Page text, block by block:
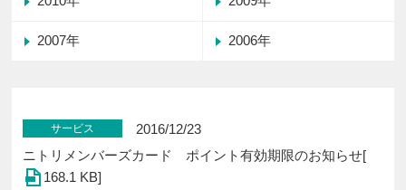
2007年 2006年
サービス
2016/12/23
ニトリメンバーズカード ポイント有効期限のお知らせ[
168.1 KB]